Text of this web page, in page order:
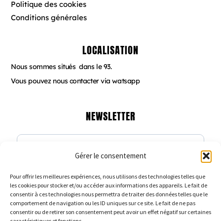
Gérer le consentement
Pour offrir les meilleures expériences, nous utilisons des technologies telles que
les cookies pour stocker et/ou accéder aux informations des appareils. Le fait de
consentir à ces technologies nous permettra de traiter des données telles que le
comportement de navigation ou les ID uniques sur ce site. Le fait de ne pas
consentir ou de retirer son consentement peut avoir un effet négatif sur certaines
Politique des cookies
Conditions générales
LOCALISATION
Nous sommes situés dans le 93.
Vous pouvez nous contacter via watsapp
NEWSLETTER
Veuillez renseigner votre adresse email
pour vous inscrire